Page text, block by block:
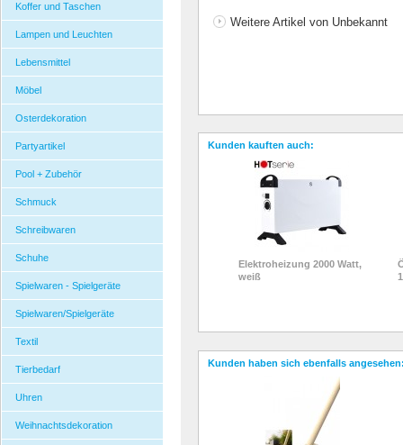
Koffer und Taschen
Lampen und Leuchten
Lebensmittel
Möbel
Osterdekoration
Partyartikel
Pool + Zubehör
Schmuck
Schreibwaren
Schuhe
Spielwaren - Spielgeräte
Spielwaren/Spielgeräte
Textil
Tierbedarf
Uhren
Weihnachtsdekoration
Weitere Artikel von Unbekannt
Kunden kauften auch:
Elektroheizung 2000 Watt,
weiß
Kunden haben sich ebenfalls